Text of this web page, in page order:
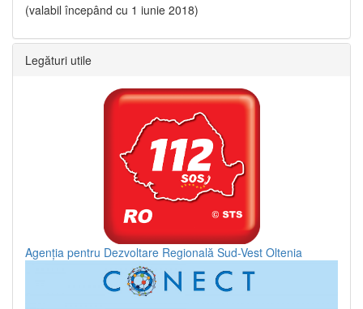
(valabil începând cu 1 iunie 2018)
Legături utile
Agenția pentru Dezvoltare Regională Sud-Vest Oltenia